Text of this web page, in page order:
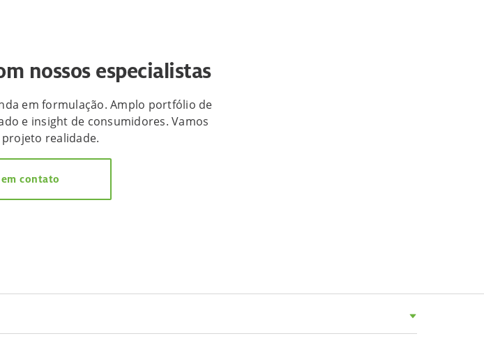
nossos especialistas
em formulação. Amplo portfólio de
e insight de consumidores. Vamos
realidade.
contato